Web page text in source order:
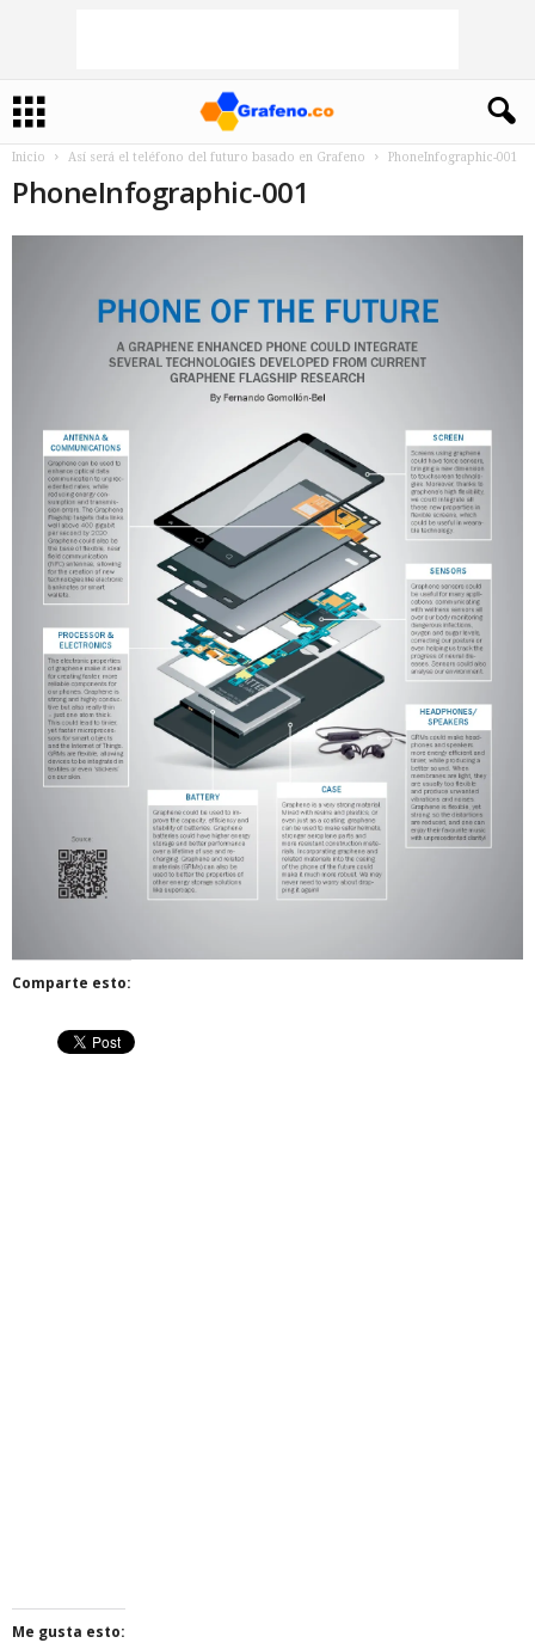
Inicio Así será el teléfono del futuro basado en Grafeno PhoneInfographic-001
PhoneInfographic-001
Comparte esto:
Me gusta esto: